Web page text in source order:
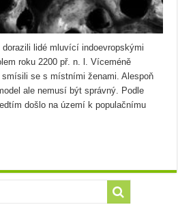
lidé mluvící indoevropskými
roku 2200 př. n. l. Víceméně
se s místními ženami. Alespoň
ale nemusí být správný. Podle
došlo na území k populačnímu